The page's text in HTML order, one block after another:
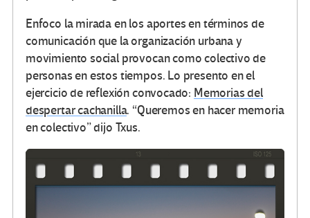
Enfoco la mirada en los aportes en términos de
comunicación que la organización urbana y
movimiento social provocan como colectivo de
personas en estos tiempos. Lo presento en el
ejercicio de reflexión convocado: Memorias del
despertar cachanilla. “Queremos en hacer memoria
en colectivo” dijo Txus.